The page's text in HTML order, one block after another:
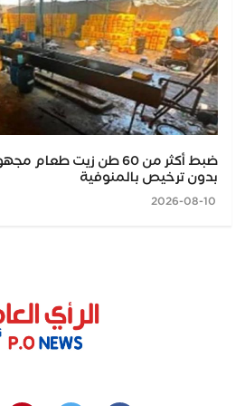
ضبط أكثر من 60 طن زيت
بدون ترخيص بالمنوفية